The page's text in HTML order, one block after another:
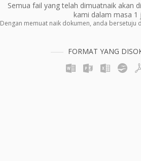
Semua fail yang telah dimuatnaik akan
kami dalam masa 1
Dengan memuat naik dokumen, anda bersetuju
FORMAT YANG